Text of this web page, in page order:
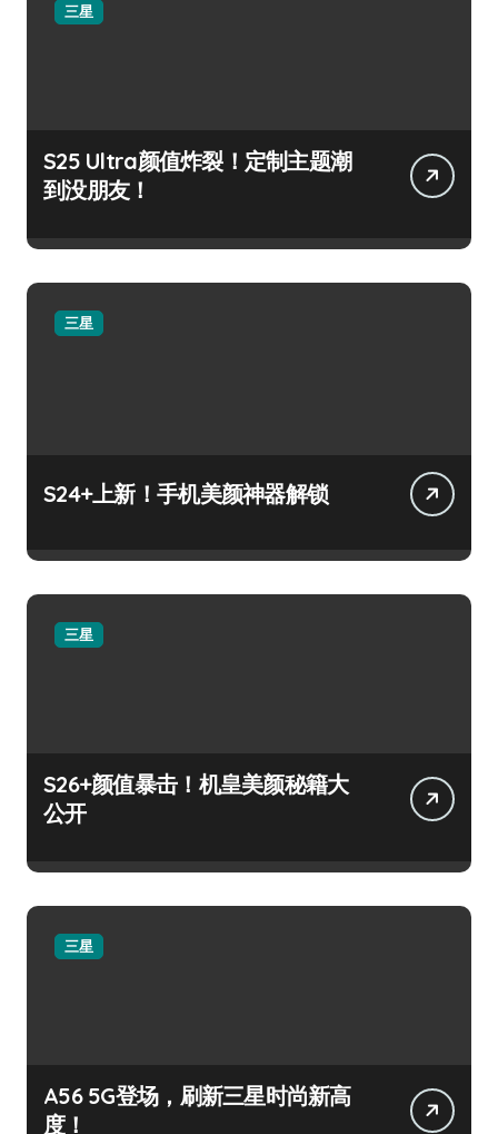
三星
S25 Ultra颜值炸裂！定制主题潮
到没朋友！
三星
S24+上新！手机美颜神器解锁
三星
S26+颜值暴击！机皇美颜秘籍大
公开
三星
A56 5G登场，刷新三星时尚新高
度！